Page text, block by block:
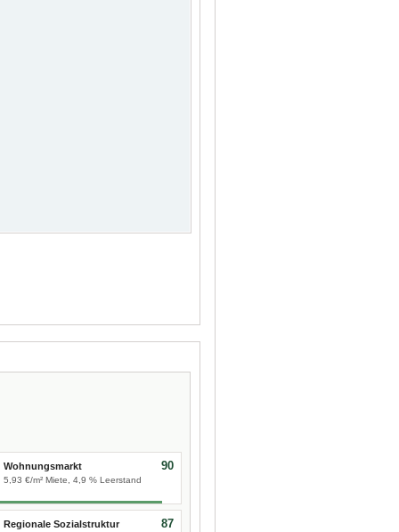
Wohnungsmarkt
5,93 €/m² Miete, 4,9 % Leerstand
90
Regionale Sozialstruktur 87